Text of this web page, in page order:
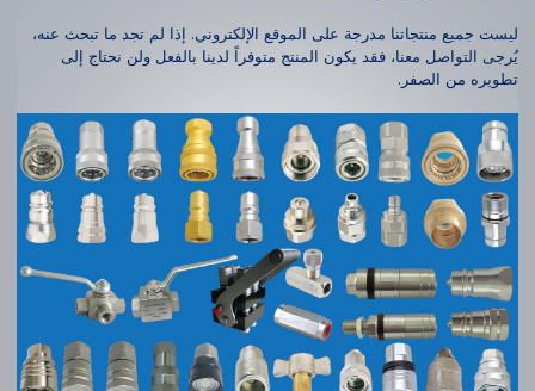
ليست جميع منتجاتنا مدرجة على الموقع الإلكتروني. إذا لم تجد ما تبحث عنه،
يُرجى التواصل معنا، فقد يكون المنتج متوفراً لدينا بالفعل ولن نحتاج إلى
تطويره من الصفر.